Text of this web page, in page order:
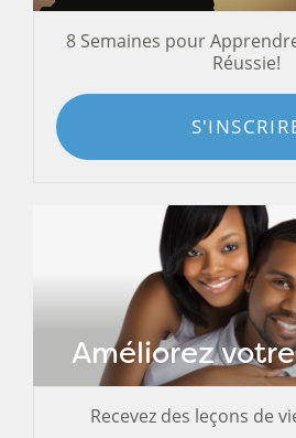
8 Semaines pour
Réussie!
Améliorez
Recevez des leçons de